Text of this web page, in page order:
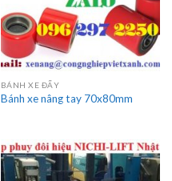
BÁNH XE ĐẨY
Bánh xe nâng tay 70x80mm